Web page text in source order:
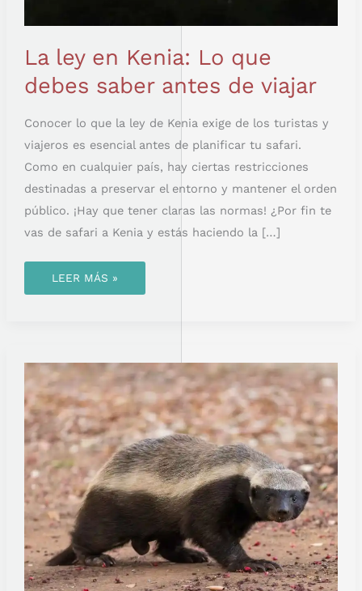
La ley en Kenia: Lo que
debes saber antes de viajar
Conocer lo que la ley de Kenia exige de los turistas y
viajeros es esencial antes de planificar tu safari.
Como en cualquier país, hay ciertas restricciones
destinadas a preservar el entorno y mantener el orden
público. ¡Hay que tener claras las normas! ¿Por fin te
vas de safari a Kenia y estás haciendo la […]
LEER MÁS »
EL
MELERO:
MÁS
DE
LO
QUE
SE
A
SIMPLE
VISTA